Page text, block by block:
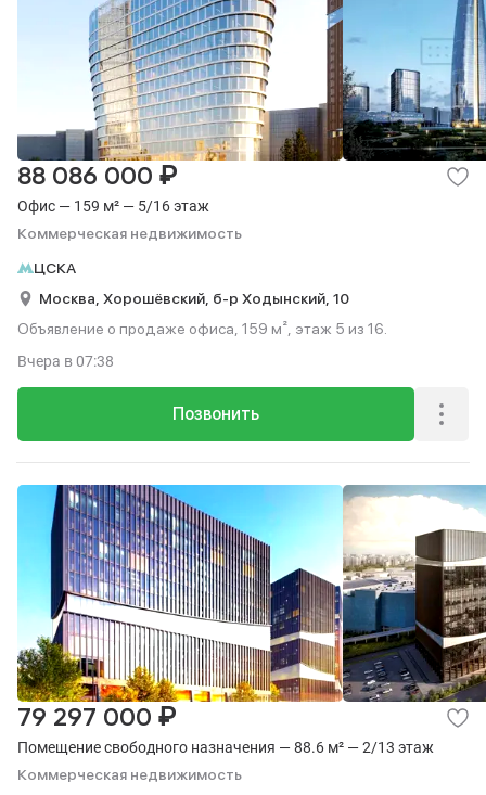
Офис — 159 м² — 5/16 этаж
Коммерческая недвижимость
88 086 000 ₽
ЦСКА
Москва, Хорошёвский, б-р Ходынский, 10
Объявление о продаже офиса, 159 м², этаж 5 из 16.
Позвонить
Вчера в 07:38
Помещение свободного назначения — 88.6 м² — 2/13 этаж
Коммерческая недвижимость
79 297 000 ₽